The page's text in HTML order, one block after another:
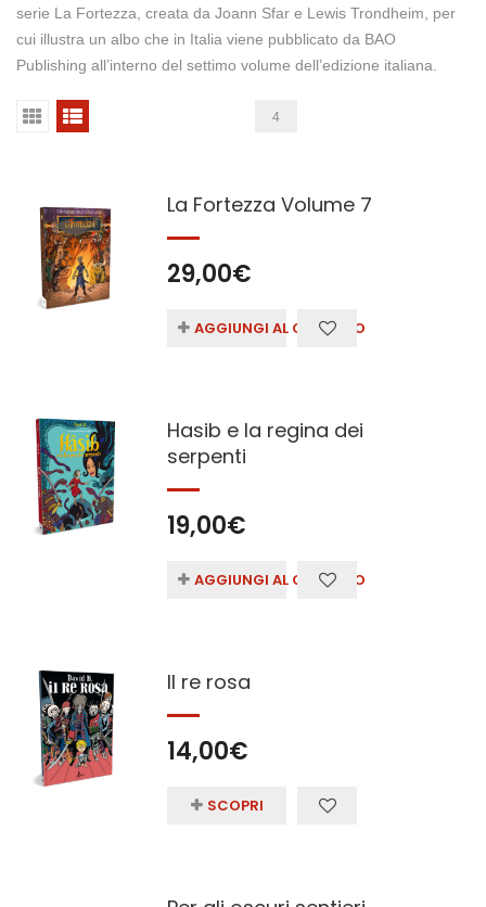
serie La Fortezza, creata da Joann Sfar e Lewis Trondheim, per
cui illustra un albo che in Italia viene pubblicato da BAO
Publishing all’interno del settimo volume dell’edizione italiana.
4
La Fortezza Volume 7
29,00€
AGGIUNGI AL CARRELLO
Hasib e la regina dei
serpenti
19,00€
AGGIUNGI AL CARRELLO
Il re rosa
14,00€
SCOPRI